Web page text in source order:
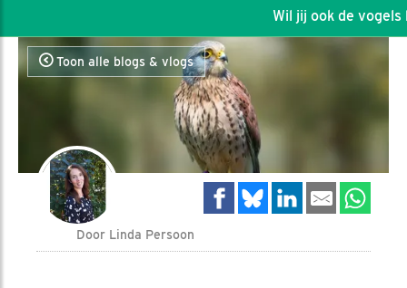
Wil jij ook de vogels
Toon alle blogs & vlogs
Door Linda Persoon